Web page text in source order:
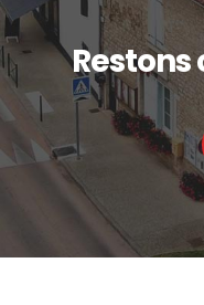
Restons